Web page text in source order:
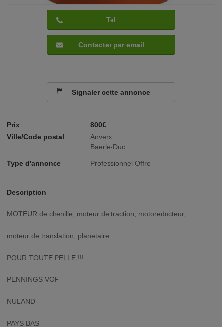
Prix
800€
Ville/Code postal
Anvers
Baerle-Duc
Type d'annonce Professionnel Offre
Description
MOTEUR de chenille, moteur de traction, motoreducteur,
moteur de translation, planetaire
POUR TOUTE PELLE,!!!
PENNINGS VOF
NULAND
PAYS BAS
Tel
Contacter par email
Signaler cette annonce